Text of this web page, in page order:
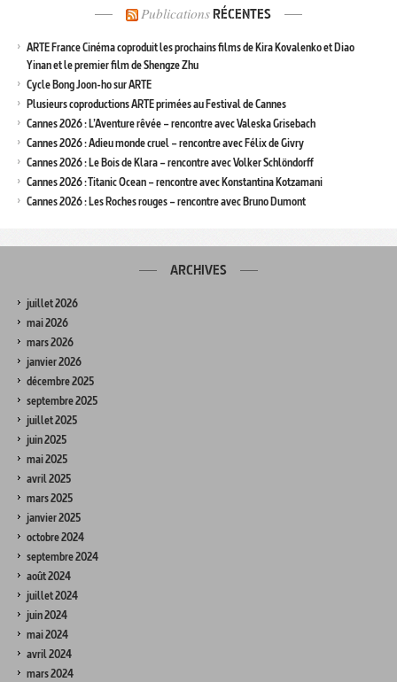
Publications RÉCENTES
ARTE France Cinéma coproduit les prochains films de Kira Kovalenko et Diao
Yinan et le premier film de Shengze Zhu
Cycle Bong Joon-ho sur ARTE
Plusieurs coproductions ARTE primées au Festival de Cannes
Cannes 2026 : L’Aventure rêvée – rencontre avec Valeska Grisebach
Cannes 2026 : Adieu monde cruel – rencontre avec Félix de Givry
Cannes 2026 : Le Bois de Klara – rencontre avec Volker Schlöndorff
Cannes 2026 : Titanic Ocean – rencontre avec Konstantina Kotzamani
Cannes 2026 : Les Roches rouges – rencontre avec Bruno Dumont
ARCHIVES
juillet 2026
mai 2026
mars 2026
janvier 2026
décembre 2025
septembre 2025
juillet 2025
juin 2025
mai 2025
avril 2025
mars 2025
janvier 2025
octobre 2024
septembre 2024
août 2024
juillet 2024
juin 2024
mai 2024
avril 2024
mars 2024